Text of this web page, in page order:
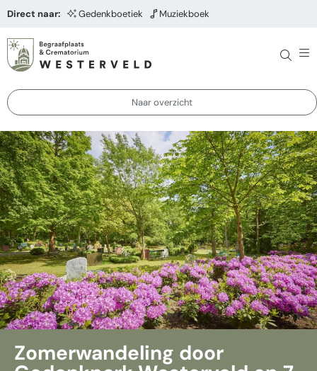
Direct naar: Gedenkboetiek Muziekboek
Naar overzicht
Zomerwandeling door